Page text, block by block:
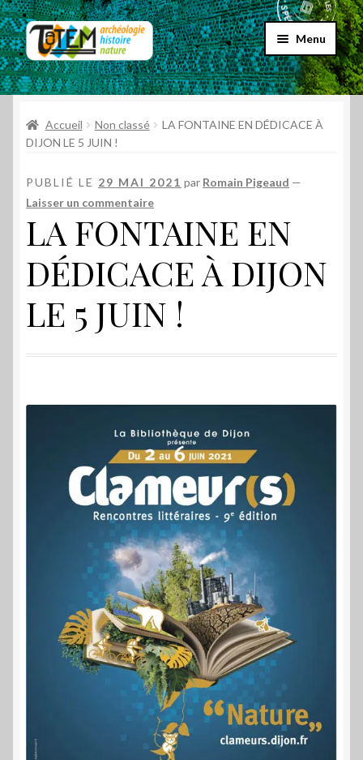
Aller
à
la
navigation
Aller
au
contenu
Menu
Accueil
Choix par genre
Ouvrir
Promos
Qui sommes-nous ?
Accueil Non classé
LA FONTAINE EN DÉDICACE À
DIJON LE 5 JUIN !
PUBLIÉ LE 29 MAI 2021 par Romain Pigeaud —
Laisser un commentaire
LA FONTAINE EN
DÉDICACE À DIJON
LE 5 JUIN !